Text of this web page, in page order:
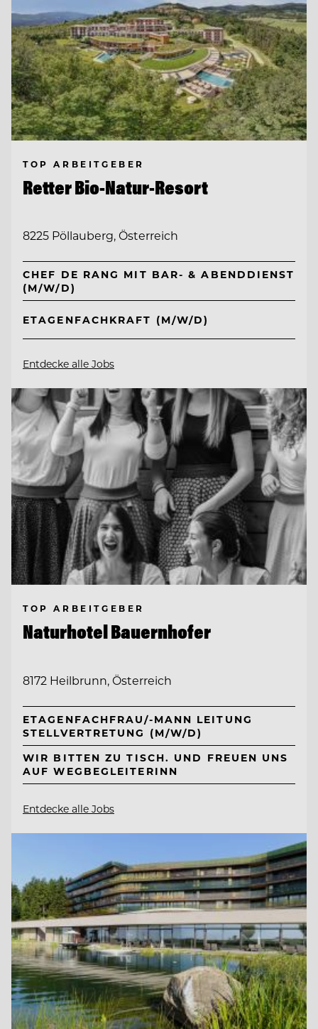
TOP ARBEITGEBER
Retter Bio-Natur-Resort
8225 Pöllauberg, Österreich
CHEF DE RANG MIT BAR- & ABENDDIENST
(M/W/D)
ETAGENFACHKRAFT (M/W/D)
Entdecke alle Jobs
TOP ARBEITGEBER
Naturhotel Bauernhofer
8172 Heilbrunn, Österreich
ETAGENFACHFRAU/-MANN LEITUNG
STELLVERTRETUNG (M/W/D)
WIR BITTEN ZU TISCH. UND FREUEN UNS
AUF WEGBEGLEITERINN
Entdecke alle Jobs